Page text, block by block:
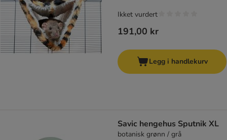
191,00 kr
Ikket vurdert
Legg i handlekurv
Savic hengehus Sputnik XL
botanisk grønn / grå